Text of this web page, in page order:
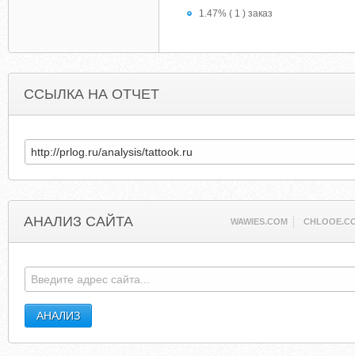
1.47% ( 1 ) заказ
ССЫЛКА НА ОТЧЕТ
АНАЛИЗ САЙТА WAWIES.COM